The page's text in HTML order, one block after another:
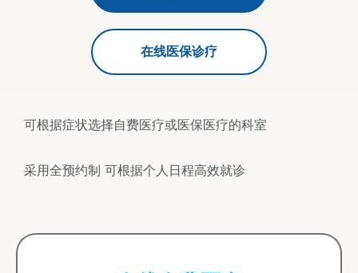
在线医保诊疗
可根据症状选择自费医疗或医保医疗的科室
采用全预约制 可根据个人日程高效就诊